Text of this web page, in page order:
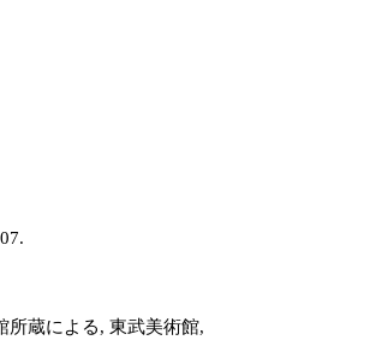
所蔵による, 東武美術館,